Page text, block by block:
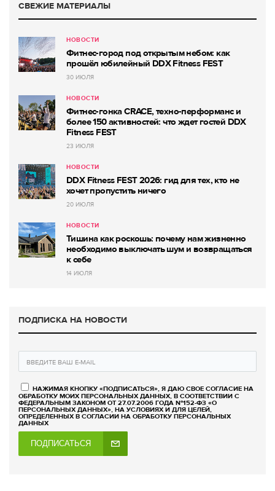
СВЕЖИЕ МАТЕРИАЛЫ
НОВОСТИ
Фитнес-город под открытым небом: как
прошёл юбилейный DDX Fitness FEST
30 ИЮЛЯ
НОВОСТИ
Фитнес-гонка CRACE, техно-перформанс и
более 150 активностей: что ждет гостей DDX
Fitness FEST
23 ИЮЛЯ
НОВОСТИ
DDX Fitness FEST 2026: гид для тех, кто не
хочет пропустить ничего
20 ИЮЛЯ
НОВОСТИ
Тишина как роскошь: почему нам жизненно
необходимо выключать шум и возвращаться
к себе
14 ИЮЛЯ
ПОДПИСКА НА НОВОСТИ
НАЖИМАЯ КНОПКУ «ПОДПИСАТЬСЯ», Я ДАЮ СВОЕ СОГЛАСИЕ НА
ОБРАБОТКУ МОИХ ПЕРСОНАЛЬНЫХ ДАННЫХ, В СООТВЕТСТВИИ С
ФЕДЕРАЛЬНЫМ ЗАКОНОМ ОТ 27.07.2006 ГОДА №152-ФЗ «О
ПЕРСОНАЛЬНЫХ ДАННЫХ», НА УСЛОВИЯХ И ДЛЯ ЦЕЛЕЙ,
ОПРЕДЕЛЕННЫХ В СОГЛАСИИ НА ОБРАБОТКУ ПЕРСОНАЛЬНЫХ
ДАННЫХ
ПОДПИСАТЬСЯ